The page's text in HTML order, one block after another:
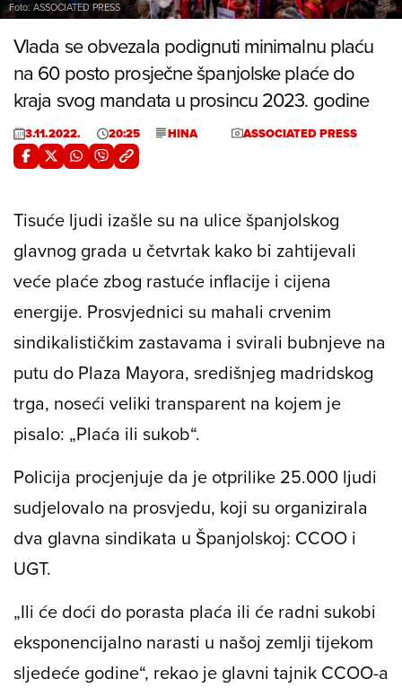
Foto: ASSOCIATED PRESS
Vlada se obvezala podignuti minimalnu plaću
na 60 posto prosječne španjolske plaće do
kraja svog mandata u prosincu 2023. godine
3.11.2022. 20:25 HINA ASSOCIATED PRESS
Tisuće ljudi izašle su na ulice španjolskog
glavnog grada u četvrtak kako bi zahtijevali
veće plaće zbog rastuće inflacije i cijena
energije. Prosvjednici su mahali crvenim
sindikalističkim zastavama i svirali bubnjeve na
putu do Plaza Mayora, središnjeg madridskog
trga, noseći veliki transparent na kojem je
pisalo: „Plaća ili sukob“.
Policija procjenjuje da je otprilike 25.000 ljudi
sudjelovalo na prosvjedu, koji su organizirala
dva glavna sindikata u Španjolskoj: CCOO i
UGT.
„Ili će doći do porasta plaća ili će radni sukobi
eksponencijalno narasti u našoj zemlji tijekom
sljedeće godine“, rekao je glavni tajnik CCOO-a